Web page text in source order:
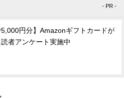
- PR -
5,000円分】Amazonギフトカードが
者アンケート実施中